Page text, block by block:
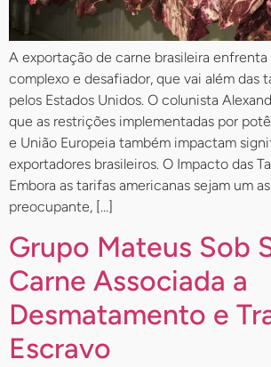
A exportação de carne brasileira
complexo e desafiador, que vai além das
pelos Estados Unidos. O colunista
que as restrições implementadas por
e União Europeia também impactam
exportadores brasileiros. O Impacto das
Embora as tarifas americanas sejam um
preocupante, […]
Grupo Mateus Sob
Carne Associada a
Desmatamento e
Escravo